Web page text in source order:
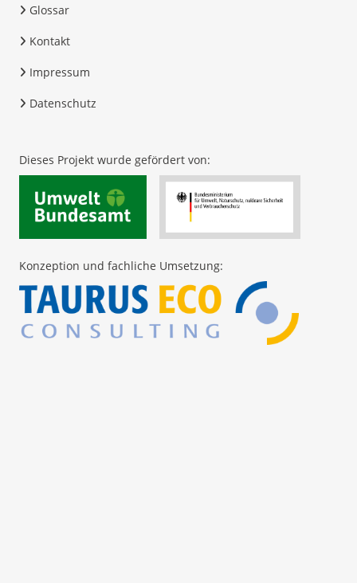
Glossar
Kontakt
Impressum
Datenschutz
Dieses Projekt wurde gefördert von:
Konzeption und fachliche Umsetzung: